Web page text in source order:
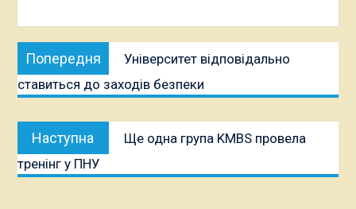
Навігація
записів
Попередня
публікація:
Університет відповідально
ставиться до заходів безпеки
Наступна
публікація:
Ще одна група KMBS провела
тренінг у ПНУ